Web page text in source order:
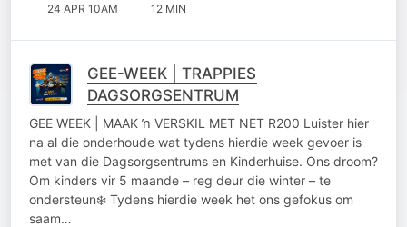
24 APR 10AM 12 MIN
GEE-WEEK | TRAPPIES
DAGSORGSENTRUM
GEE WEEK | MAAK ŉ VERSKIL MET NET R200 Luister hier
na al die onderhoude wat tydens hierdie week gevoer is
met van die Dagsorgsentrums en Kinderhuise. Ons droom?
Om kinders vir 5 maande – reg deur die winter – te
ondersteun❄️ Tydens hierdie week het ons gefokus om
saam…